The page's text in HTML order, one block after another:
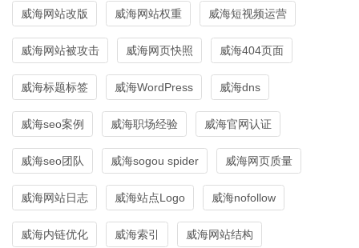
威海网站改版 威海网站权重 威海短视频运营
威海网站被攻击 威海网页快照 威海404页面
威海标题标签 威海WordPress 威海dns
威海seo案例 威海职场经验 威海官网认证
威海seo团队 威海sogou spider 威海网页质量
威海网站日志 威海站点Logo 威海nofollow
威海内链优化 威海索引 威海网站结构